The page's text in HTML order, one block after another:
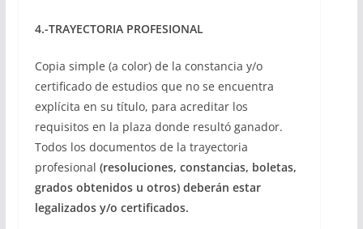
4.-TRAYECTORIA PROFESIONAL
Copia simple (a color) de la constancia y/o
certificado de estudios que no se encuentra
explícita en su título, para acreditar los
requisitos en la plaza donde resultó ganador.
Todos los documentos de la trayectoria
profesional (resoluciones, constancias, boletas,
grados obtenidos u otros) deberán estar
legalizados y/o certificados.